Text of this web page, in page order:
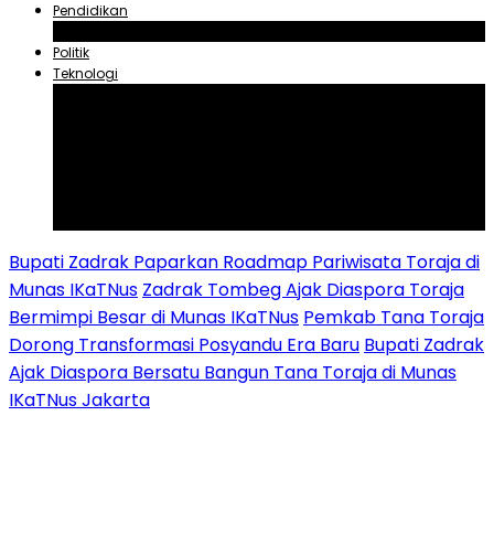
Pendidikan
Politik
Teknologi
Bupati Zadrak Paparkan Roadmap Pariwisata Toraja di
Munas IKaTNus Zadrak Tombeg Ajak Diaspora Toraja
Bermimpi Besar di Munas IKaTNus Pemkab Tana Toraja
Dorong Transformasi Posyandu Era Baru Bupati Zadrak
Ajak Diaspora Bersatu Bangun Tana Toraja di Munas
IKaTNus Jakarta